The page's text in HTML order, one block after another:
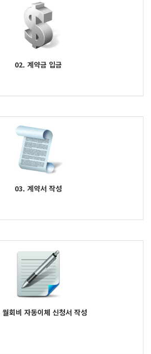
02. 계약금 입금
03. 계약서 작성
회비 자동이체 신청서 작성